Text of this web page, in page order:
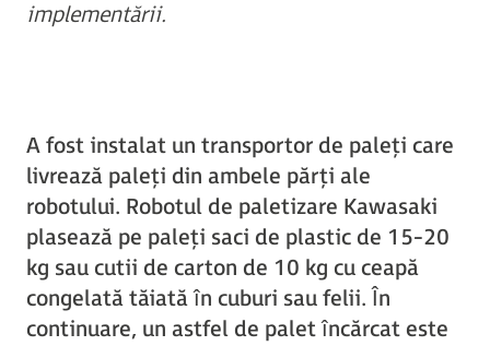
implementării.
A fost instalat un transportor de paleți care
livrează paleți din ambele părți ale
robotului. Robotul de paletizare Kawasaki
plasează pe paleți saci de plastic de 15-20
kg sau cutii de carton de 10 kg cu ceapă
congelată tăiată în cuburi sau felii. În
continuare, un astfel de palet încărcat este